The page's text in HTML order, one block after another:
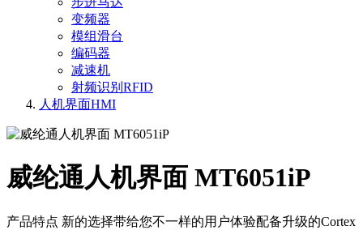
变频器
模组滑台
编码器
减速机
射频识别RFID
人机界面HMI
威纶通人机界面 MT6051iP
产品特点 新的选择带给您不一样的用户体验配备升级的Cortex